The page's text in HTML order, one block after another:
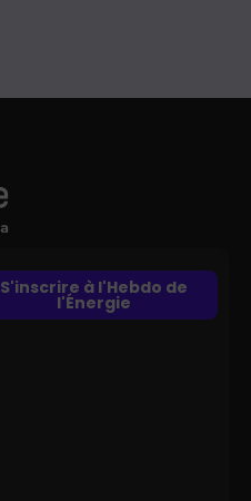
S'inscrire à l'Hebdo de
l'Énergie